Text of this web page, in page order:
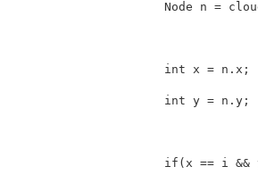
Node n =
int x = n . x ;
int y = n . y ;
if ( x == i &&